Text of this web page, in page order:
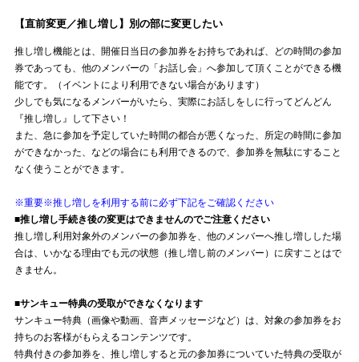
【直前変更／推し増し】別の部に変更したい
推し増し機能とは、開催日当日の参加券をお持ちであれば、どの時間の参加
券であっても、他のメンバーの「お話し会」へ参加して頂くことができる機
能です。（イベントにより利用できない場合があります）
少しでも気になるメンバーがいたら、実際にお話しをしに行ってどんどん
『推し増し』して下さい！
また、急に参加を予定していた時間の都合が悪くなった、所定の時間に参加
ができなかった、などの場合にも利用できるので、参加券を無駄にすること
なく使うことができます。
※重要※推し増しを利用する前に必ず下記をご確認ください
■推し増し手続き後の変更はできませんのでご注意ください
推し増し利用対象外のメンバーの参加券を、他のメンバーへ推し増しした場
合は、いかなる理由でも元の状態（推し増し前のメンバー）に戻すことはで
きません。
■サンキュー特典の受取ができなくなります
サンキュー特典（画像や動画、音声メッセージなど）は、対象の参加券をお
持ちのお客様がもらえるコンテンツです。
特典付きの参加券を、推し増しすると元の参加券についていた特典の受取が